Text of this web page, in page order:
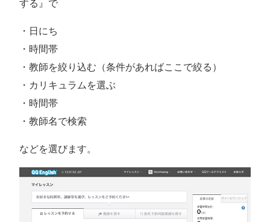
する』で
・日にち
・時間帯
・教師を絞り込む（条件があればここで絞る）
・カリキュラムを選ぶ
・時間帯
・教師名で検索
などを選びます。